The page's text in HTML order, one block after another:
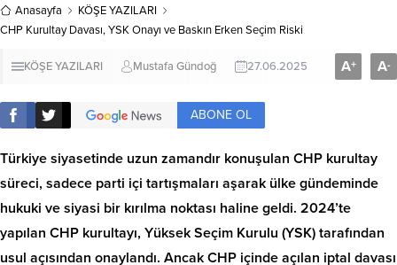
Anasayfa
KÖŞE YAZILARI
CHP Kurultay Davası, YSK Onayı ve Baskın Erken Seçim Riski
KÖŞE YAZILARI Mustafa Gündoğ 27.06.2025 A+ A-
ABONE OL
Türkiye siyasetinde uzun zamandır konuşulan CHP kurultay
süreci, sadece parti içi tartışmaları aşarak ülke gündeminde
hukuki ve siyasi bir kırılma noktası haline geldi. 2024’te
yapılan CHP kurultayı, Yüksek Seçim Kurulu (YSK) tarafından
usul açısından onaylandı. Ancak CHP içinde açılan iptal davası